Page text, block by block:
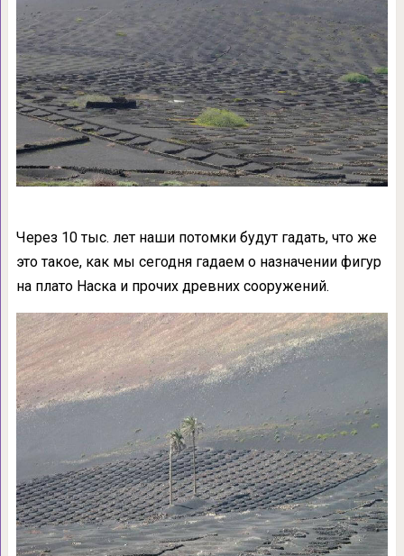
Через 10 тыс. лет наши потомки будут гадать, что же
это такое, как мы сегодня гадаем о назначении фигур
на плато Наска и прочих древних сооружений.